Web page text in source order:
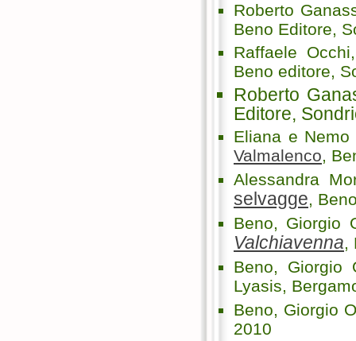
Roberto
Beno Editore,
Raffaele
Beno editore,
Roberto
Editore,
Eliana e
Valmalenco,
Alessandra
selvagge,
Beno, Giorgio
Valchiavenna,
Beno, Giorgio
Lyasis,
Beno, Giorgio
2010